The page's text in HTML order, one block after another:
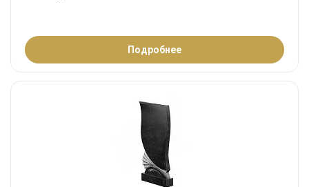
Подробнее